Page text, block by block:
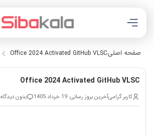
صفحه اصلیOffice 2024 Activated GitHub VLSC
Office 2024 Activated GitHub VLSC
کاربر گرامیآخرین بروز رسانی: 19 خرداد 1405 بدون دیدگاه